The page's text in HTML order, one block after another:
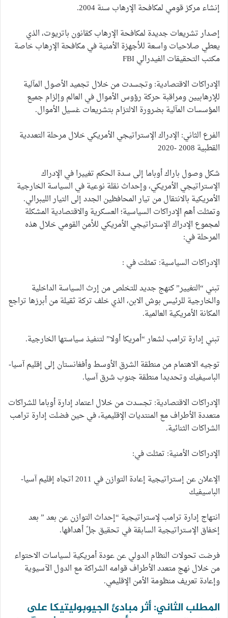
إنشاء مركز قومي لمكافحة الإرهاب سنة 2004.
إصدار تشريعات جديدة لمكافحة الإرهاب كقانون باتريوت، الذي
يعطي صلاحيات واسعة للأجهزة الأمنية في مكافحة الإرهاب خاصة
مكتب التحقيقات الفيدرالي FBI
الإدراكات الاقتصادية: وتجسدت من خلال تجميد الأصول المآلية
للإرهابيين ومراقبة حركة رؤوس الأموال في العالم وإلزام جميع
المؤسسات المآلية بضرورة الالتزام بتشريعات غسيل الأموال.
الفرع الثاني: الإدراك الإستراتيجي الأمريكي خلال مرحلة التعددية
القطبية 2008 -2020
شكل وصول باراك أوباما إلى سدة الحكم تغييرا في الإدراك
الإستراتيجي الأمريكي، وإحداث نقلة نوعية في السياسة الخارجية
الأمريكية بالانتقال من تيار المحافظين الجدد إلى التيار الليبرالي.
وتمثلت أهم الإدراكات السياسية؛ العسكرية والاقتصادية المشكلة
لمجموع الإدراك الإستراتيجي الأمريكي للأمن القومي خلال هذه
المرحلة في:
الإدراكات السياسية: تمثلت في :
تبني “التغيير” كنهج جديد للتخلص من إرث السياسة الداخلية
والخارجية للرئيس بوش الابن، الذي خلف تركة ثقيلة من أبرزها تراجع
المكانة الأمريكية العالمية.
تبني إدارة ترامب لشعار “أمريكا أولا” لتنفيذ سياستها الخارجية.
توجيه الاهتمام من منطقة الشرق الأوسط وأفغانستان إلى إقليم آسيا-
الباسيفيك وتحديدا منطقة جنوب شرق آسيا.
الإدراكات الاقتصادية: تجسدت من خلال اعتماد إدارة أوباما للشراكات
متعددة الأطراف مع المنتديات الإقليمية، في حين فضلت إدارة ترامب
الشراكات الثنائية.
الإدراكات الأمنية: تمثلت في:
الإعلان عن إستراتيجية إعادة التوازن في 2011 اتجاه إقليم آسيا-
الباسيفيك
انتهاج إدارة ترامب لإستراتيجية “إحداث التوازن عن بعد ” بعد
إخفاق الإستراتيجية السابقة في تحقيق جلّ أهدافها.
فرضت تحولات النظام الدولي عن عودة أمريكية لسياسات الاحتواء
من خلال نهج متعدد الأطراف قوامه الشراكة مع الدول الآسيوية
وإعادة تعريف منظومة الأمن الإقليمي.
المطلب الثاني: أثر مبادئ الجيوبوليتيكا على